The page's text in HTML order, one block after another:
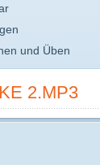
und Üben
2.MP3